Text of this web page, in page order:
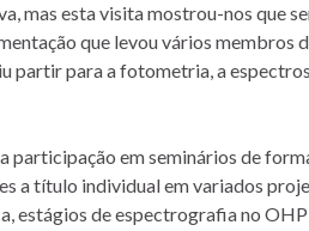
mas esta visita mostrou-nos que
que levou vários membros
partir para a fotometria, a
participação em seminários de
a título individual em variados
estágios de espectrografia no